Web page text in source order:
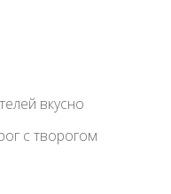
вкусно
с творогом